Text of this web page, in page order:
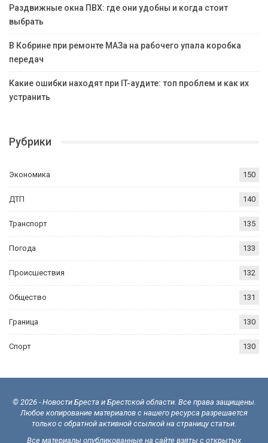
Раздвижные окна ПВХ: где они удобны и когда стоит
выбрать
В Кобрине при ремонте МАЗа на рабочего упала коробка
передач
Какие ошибки находят при IT-аудите: топ проблем и как их
устранить
Рубрики
Экономика 150
ДТП 140
Транспорт 135
Погода 133
Происшествия 132
Общество 131
Граница 130
Спорт 130
© 2026 - Новости Бреста и Брестской области. Все права защищены.
Любое копирование материалов с нашего ресурса разрешается
только с обратной активной ссылкой на страницу статьи.
Все материалы опубликованные на сайте взяты с открытых